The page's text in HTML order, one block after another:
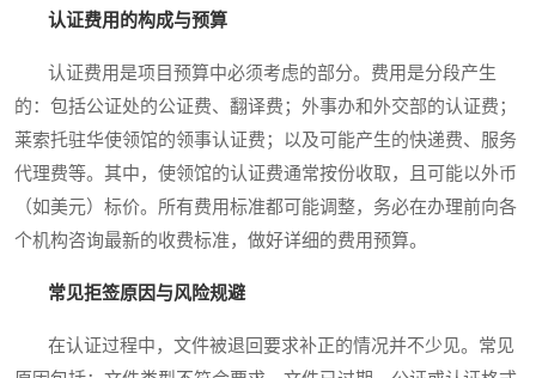
认证费用的构成与预算
认证费用是项目预算中必须考虑的部分。费用是分段产生
的：包括公证处的公证费、翻译费；外事办和外交部的认证费；
莱索托驻华使领馆的领事认证费；以及可能产生的快递费、服务
代理费等。其中，使领馆的认证费通常按份收取，且可能以外币
（如美元）标价。所有费用标准都可能调整，务必在办理前向各
个机构咨询最新的收费标准，做好详细的费用预算。
常见拒签原因与风险规避
在认证过程中，文件被退回要求补正的情况并不少见。常见